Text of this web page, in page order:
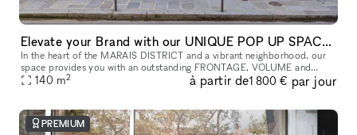
Elevate your Brand with our UNIQUE POP UP SPACE in PARIS Marais
In the heart of the MARAIS DISTRICT and a vibrant neighborhood, our
space provides you with an outstanding FRONTAGE, VOLUME and
ARCHITECTURE. The location is very interesting as it is on a real sho
140 m2 à partir de1 800 € par jour
PREMIUM